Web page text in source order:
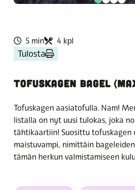
5 min 4 kpl
Tulosta
TOFUSKAGEN BAGEL
Tofuskagen aasiatofulla. Nam!
listalla on nyt uusi tulokas, joka
tähtikaartiin! Suosittu tofuskagen
maistuvampi, nimittäin
tämän herkun valmistamiseen